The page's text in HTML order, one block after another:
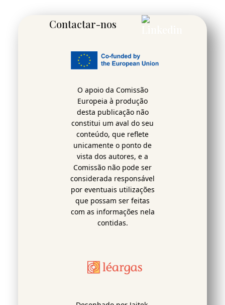
Contactar-nos
O apoio da Comissão
Europeia à produção
desta publicação não
constitui um aval do seu
conteúdo, que reflete
unicamente o ponto de
vista dos autores, e a
Comissão não pode ser
considerada responsável
por eventuais utilizações
que possam ser feitas
com as informações nela
contidas.